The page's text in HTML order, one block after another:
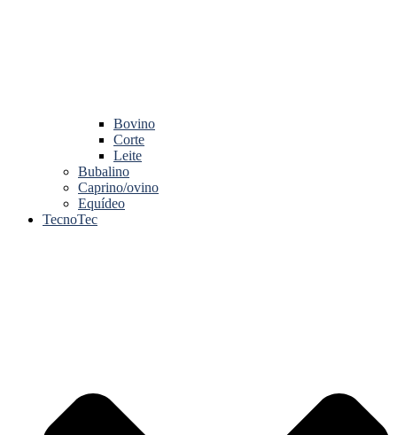
Bovino
Corte
Leite
Bubalino
Caprino/ovino
Equídeo
TecnoTec